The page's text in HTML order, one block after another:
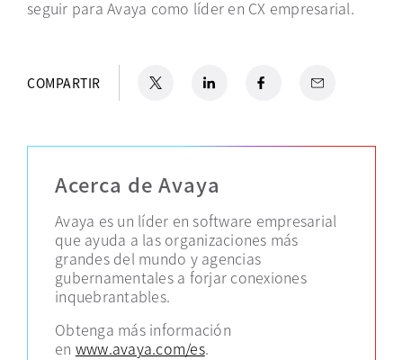
seguir para Avaya como líder en CX empresarial.
COMPARTIR se abre en una pestaña nueva
LinkedIn
se abre en una pestaña nueva
Facebook
se abre en una pestaña
Email
Acerca de Avaya
Avaya es un líder en software empresarial
que ayuda a las organizaciones más
grandes del mundo y agencias
gubernamentales a forjar conexiones
inquebrantables.
Obtenga más información
en www.avaya.com/es.